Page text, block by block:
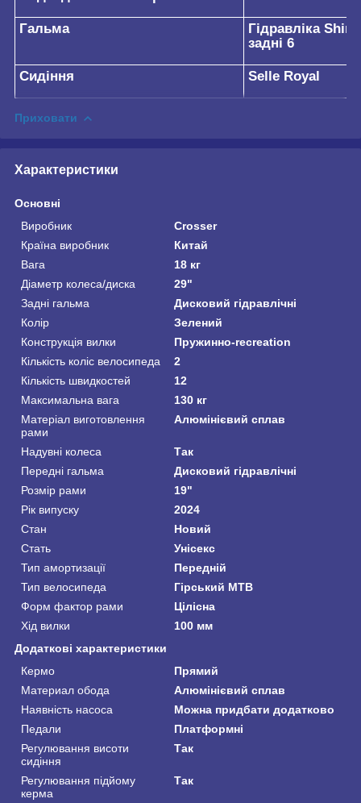
Гальма
Гідравліка
задні 6
Сидіння Selle Royal
Приховати
Характеристики
Основні
Виробник
Crosser
Країна виробник
Китай
Вага
18 кг
Діаметр колеса/диска
29"
Задні гальма
Дисковий гідравлічні
Колір
Зелений
Конструкція вилки
Пружинно-recreation
Кількість коліс велосипеда
2
Кількість швидкостей
12
Максимальна вага
130 кг
Матеріал виготовлення
рами
Алюмінієвий сплав
Надувні колеса
Так
Передні гальма
Дисковий гідравлічні
Розмір рами
19"
Рік випуску
2024
Стан
Новий
Стать
Унісекс
Тип амортизації
Передній
Тип велосипеда
Гірський MTB
Форм фактор рами
Цілісна
Хід вилки
100 мм
Додаткові характеристики
Кермо
Прямий
Материал обода
Алюмінієвий сплав
Наявність насоса
Можна придбати додатково
Педали
Платформні
Регулювання висоти
сидіння
Так
Регулювання підйому
керма
Так